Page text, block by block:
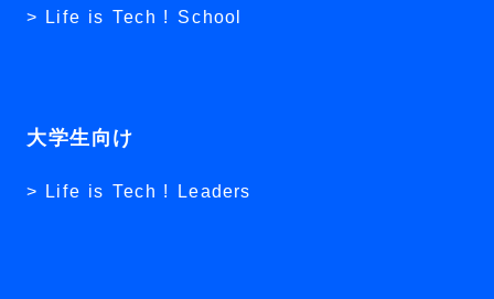
Life is Tech ! School
大学生向け
Life is Tech ! Leaders